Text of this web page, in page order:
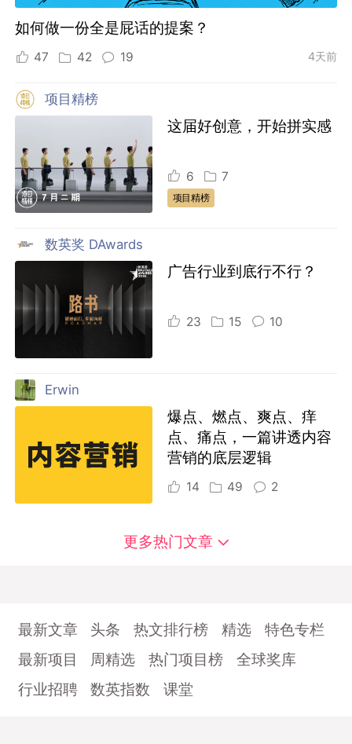
如何做一份全是屁话的提案？
47 42 19 4天前
项目精榜
这届好创意，开始拼实感
6 7
项目精榜
数英奖 DAwards
广告行业到底行不行？
23 15 10
Erwin
爆点、燃点、爽点、痒
点、痛点，一篇讲透内容
营销的底层逻辑
14 49 2
更多热门文章
最新文章 头条 热文排行榜 精选
特色专栏
最新项目
周精选 热门项目榜
全球奖库
行业招聘
数英指数 课堂